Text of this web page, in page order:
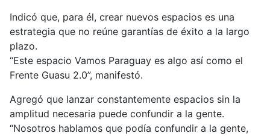
Indicó que, para él, crear nuevos espacios es una
estrategia que no reúne garantías de éxito a la largo
plazo.
“Este espacio Vamos Paraguay es algo así como el
Frente Guasu 2.0”, manifestó.
Agregó que lanzar constantemente espacios sin la
amplitud necesaria puede confundir a la gente.
“Nosotros hablamos que podía confundir a la gente,